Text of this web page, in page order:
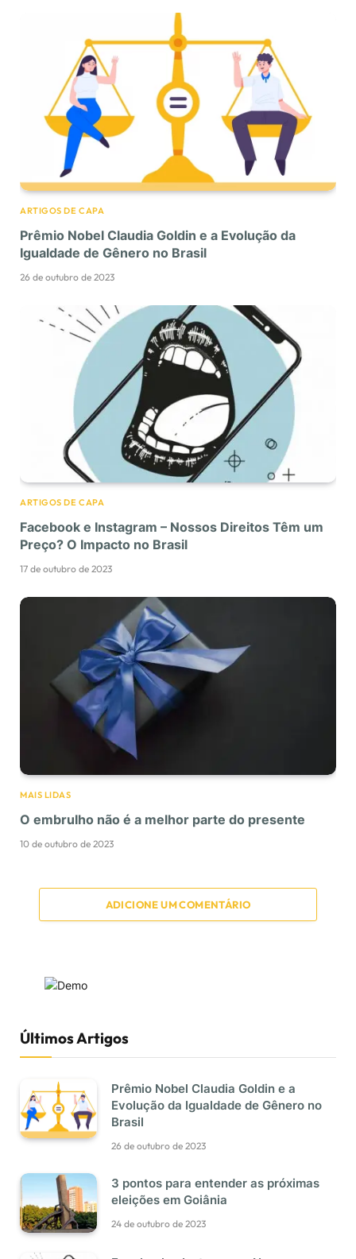
ARTIGOS DE CAPA
Prêmio Nobel Claudia Goldin e a Evolução da
Igualdade de Gênero no Brasil
26 de outubro de 2023
ARTIGOS DE CAPA
Facebook e Instagram – Nossos Direitos Têm um
Preço? O Impacto no Brasil
17 de outubro de 2023
MAIS LIDAS
O embrulho não é a melhor parte do presente
10 de outubro de 2023
ADICIONE UM COMENTÁRIO
Últimos Artigos
Prêmio Nobel Claudia Goldin e a
Evolução da Igualdade de Gênero no
Brasil
26 de outubro de 2023
3 pontos para entender as próximas
eleições em Goiânia
24 de outubro de 2023